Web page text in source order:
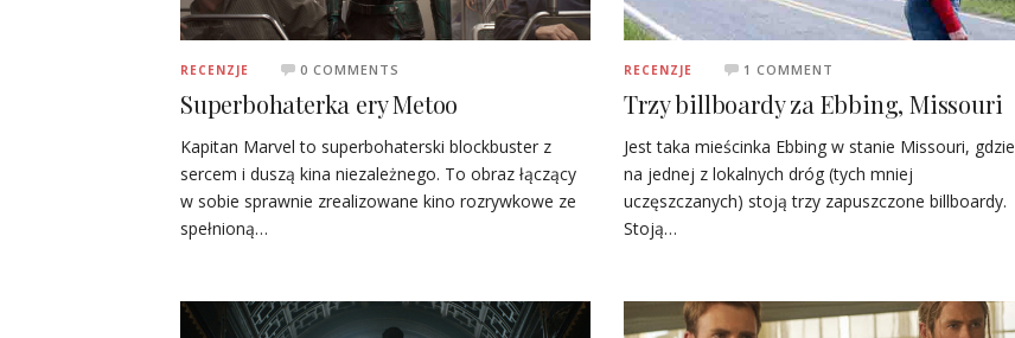
RECENZJE 0 COMMENTS
Superbohaterka ery Metoo
Kapitan Marvel to superbohaterski blockbuster z
sercem i duszą kina niezależnego. To obraz łączący
w sobie sprawnie zrealizowane kino rozrywkowe ze
spełnioną…
RECENZJE 1 COMMENT
Trzy billboardy za Ebbing, Missouri
Jest taka mieścinka Ebbing w stanie Missouri, gdzie
na jednej z lokalnych dróg (tych mniej
uczęszczanych) stoją trzy zapuszczone billboardy.
Stoją…